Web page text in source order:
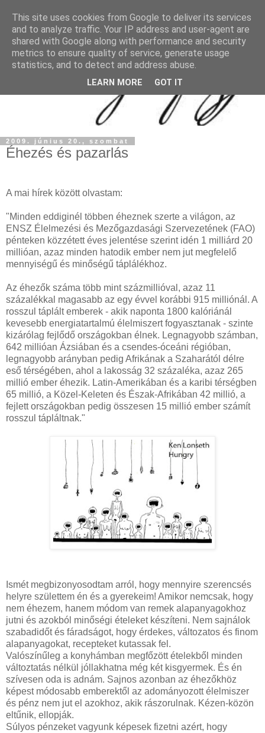
2009. június 20., szombat
Éhezés és pazarlás
A mai hírek között olvastam:
"Minden eddiginél többen éheznek szerte a világon, az
ENSZ Élelmezési és Mezőgazdasági Szervezetének (FAO)
pénteken közzétett éves jelentése szerint idén 1 milliárd 20
millióan, azaz minden hatodik ember nem jut megfelelő
mennyiségű és minőségű táplálékhoz.
Az éhezők száma több mint százmillióval, azaz 11
százalékkal magasabb az egy évvel korábbi 915 milliónál. A
rosszul táplált emberek - akik naponta 1800 kalóriánál
kevesebb energiatartalmú élelmiszert fogyasztanak - szinte
kizárólag fejlődő országokban élnek. Legnagyobb számban,
642 millióan Ázsiában és a csendes-óceáni régióban,
legnagyobb arányban pedig Afrikának a Szaharától délre
eső térségében, ahol a lakosság 32 százaléka, azaz 265
millió ember éhezik. Latin-Amerikában és a karibi térségben
65 millió, a Közel-Keleten és Észak-Afrikában 42 millió, a
fejlett országokban pedig összesen 15 millió ember számít
rosszul tápláltnak."
Ismét megbizonyosodtam arról, hogy mennyire szerencsés
helyre születtem én és a gyerekeim! Amikor nemcsak, hogy
nem éhezem, hanem módom van remek alapanyagokhoz
jutni és azokból minőségi ételeket készíteni. Nem sajnálok
szabadidőt és fáradságot, hogy érdekes, változatos és finom
alapanyagokat, recepteket kutassak fel.
Valószínűleg a konyhámban megfőzött ételekből minden
változtatás nélkül jóllakhatna még két kisgyermek. És én
szívesen oda is adnám. Sajnos azonban az éhezőkhöz
képest módosabb emberektől az adományozott élelmiszer
és pénz nem jut el azokhoz, akik rászorulnak. Kézen-közön
eltűnik, ellopják.
Súlyos pénzeket vagyunk képesek fizetni azért, hogy
This site uses cookies from Google to deliver its services
and to analyze traffic. Your IP address and user-agent are
shared with Google along with performance and security
metrics to ensure quality of service, generate usage
statistics, and to detect and address abuse.
LEARN MORE GOT IT